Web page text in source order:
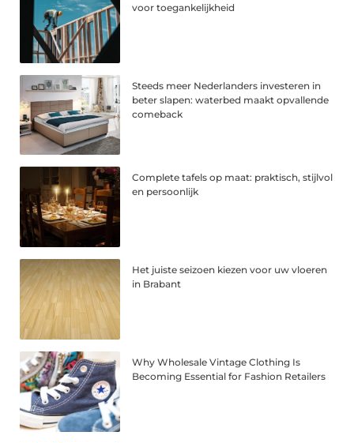
voor toegankelijkheid
Steeds meer Nederlanders investeren in
beter slapen: waterbed maakt opvallende
comeback
Complete tafels op maat: praktisch, stijlvol
en persoonlijk
Het juiste seizoen kiezen voor uw vloeren
in Brabant
Why Wholesale Vintage Clothing Is
Becoming Essential for Fashion Retailers